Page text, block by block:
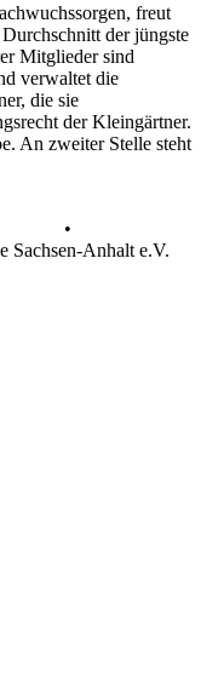
freut
der jüngste
Mitglieder sind
verwaltet die
die sie
der Kleingärtner.
An zweiter Stelle steht
•
Sachsen-Anhalt e.V.